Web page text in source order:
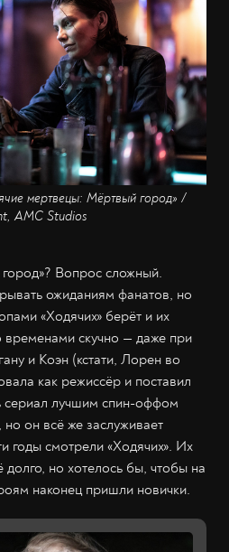
мертвецы: Мёртвый город» /
AMC Studios
Вопрос сложный.
ожиданиям фанатов, но
«Ходячих» берёт и их
скучно — даже при
и Коэн (кстати, Лорен во
как режиссёр и поставил
сериал лучшим спин-оффом
он всё же заслуживает
годы смотрели «Ходячих». Их
но хотелось бы, чтобы на
наконец пришли новички.